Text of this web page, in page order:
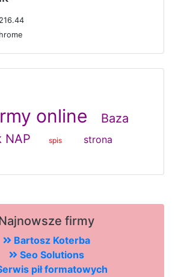
online
Baza
NAP
spis
strona
firmy
Bartosz Koterba
Seo Solutions
pił formatowych